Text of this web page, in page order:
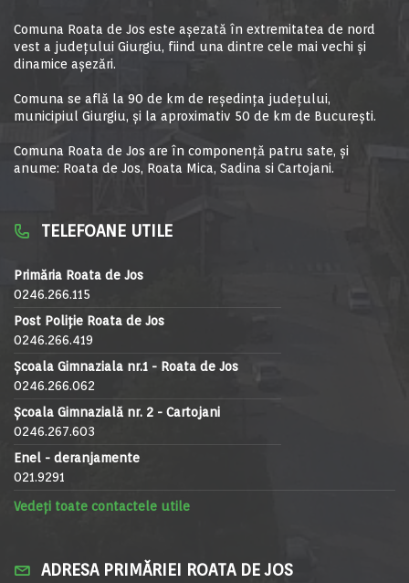
Comuna Roata de Jos este aşezată în extremitatea de nord
vest a judeţului Giurgiu, fiind una dintre cele mai vechi şi
dinamice aşezări.
Comuna se află la 90 de km de reşedinţa judeţului,
municipiul Giurgiu, şi la aproximativ 50 de km de Bucureşti.
Comuna Roata de Jos are în componență patru sate, și
anume: Roata de Jos, Roata Mica, Sadina si Cartojani.
TELEFOANE UTILE
Primăria Roata de Jos
0246.266.115
Post Poliție Roata de Jos
0246.266.419
Școala Gimnaziala nr.1 - Roata de Jos
0246.266.062
Școala Gimnazială nr. 2 - Cartojani
0246.267.603
Enel - deranjamente
021.9291
Vedeți toate contactele utile
ADRESA PRIMĂRIEI ROATA DE JOS